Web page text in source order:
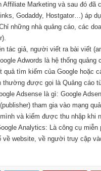
Marketing và sau đó đã
Godaddy, Hostgator…) áp
những nhà quảng cáo, các
tác giả, người viết ra bài viết
Adwords là hệ thống quảng
quả tìm kiếm của Google hoặc
thường được gọi là Quảng cáo
Adsense là gì: Google
tham gia vào mạng
và kiếm được thu nhập khi
Analytics: Là công cụ
về website, về người truy cập